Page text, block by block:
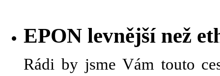
EPON levnější než
Rádi by jsme Vám touto